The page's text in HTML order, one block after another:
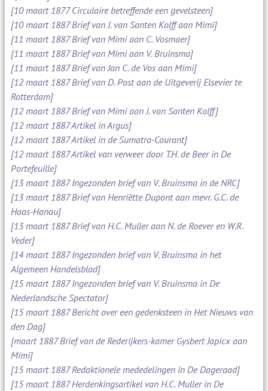
[10 maart 1877 Circulaire betreffende een gevelsteen]
[10 maart 1887 Brief van J. van Santen Kolff aan Mimi]
[11 maart 1887 Brief van Mimi aan C. Vosmaer]
[11 maart 1887 Brief van Mimi aan V. Bruinsma]
[11 maart 1887 Brief van Jan C. de Vos aan Mimi]
[12 maart 1887 Brief van D. Post aan de Uitgeverij Elsevier te
Rotterdam]
[12 maart 1887 Brief van Mimi aan J. van Santen Kolff]
[12 maart 1887 Artikel in Argus]
[12 maart 1887 Artikel in de Sumatra-Courant]
[12 maart 1887 Artikel van verweer door T.H. de Beer in De
Portefeuille]
[13 maart 1887 Ingezonden brief van V. Bruinsma in de NRC]
[13 maart 1887 Brief van Henriëtte Dupont aan mevr. G.C. de
Haas-Hanau]
[13 maart 1887 Brief van H.C. Muller aan N. de Roever en W.R.
Veder]
[14 maart 1887 Ingezonden brief van V. Bruinsma in het
Algemeen Handelsblad]
[15 maart 1887 Ingezonden brief van V. Bruinsma in De
Nederlandsche Spectator]
[15 maart 1887 Bericht over een gedenksteen in Het Nieuws van
den Dag]
[maart 1887 Brief van de Rederijkers-kamer Gysbert Japicx aan
Mimi]
[15 maart 1887 Redaktionele mededelingen in De Dageraad]
[15 maart 1887 Herdenkingsartikel van H.C. Muller in De